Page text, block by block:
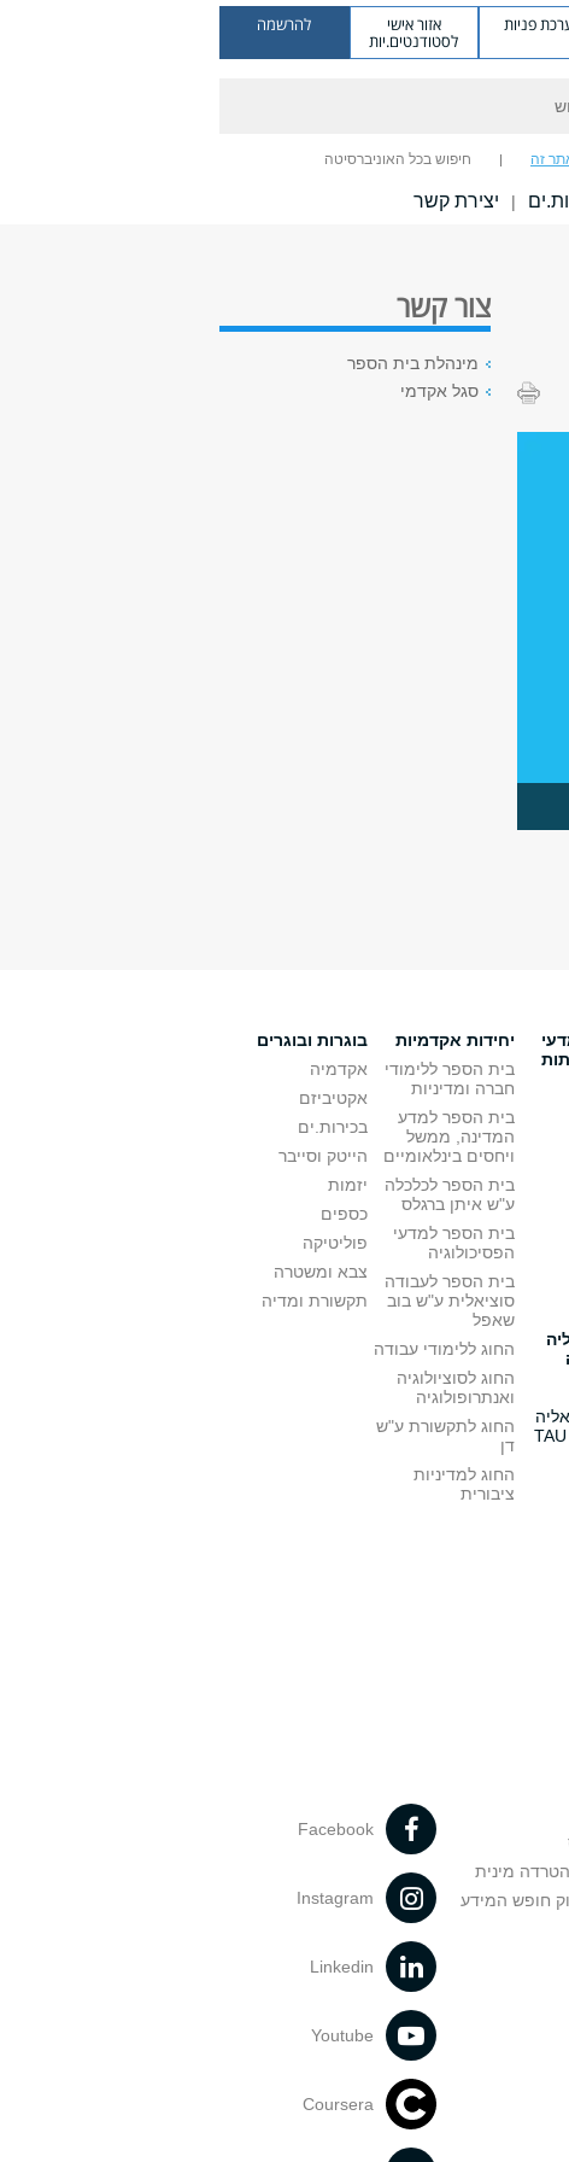
פניות אזור אישי
לסטודנטים.יות
להרשמה
זה חיפוש בכל האוניברסיטה
| יצירת קשר
צור קשר
מינהלת בית הספר
סגל אקדמי
יחידות אקדמיות
בית הספר ללימודי
חברה ומדיניות
בית הספר למדע
המדינה, ממשל
ויחסים בינלאומיים
בית הספר לכלכלה
ע"ש איתן ברגלס
בית הספר למדעי
הפסיכולוגיה
בית הספר לעבודה
סוציאלית ע"ש בוב
שאפל
החוג ללימודי עבודה
החוג לסוציולוגיה
ואנתרופולוגיה
החוג לתקשורת ע"ש
דן
החוג למדיניות
ציבורית
בוגרות ובוגרים
אקדמיה
אקטיביזם
בכירות.ים
הייטק וסייבר
יזמות
כספים
פוליטיקה
צבא ומשטרה
תקשורת ומדיה
מינית
חופש המידע
Facebook
Instagram
Linkedin
Youtube
Coursera